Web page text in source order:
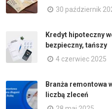
30 październik
Kredyt hipoteczny
bezpieczny, tańszy
4 czerwiec 2025
Branża remontowa
liczbą zleceń